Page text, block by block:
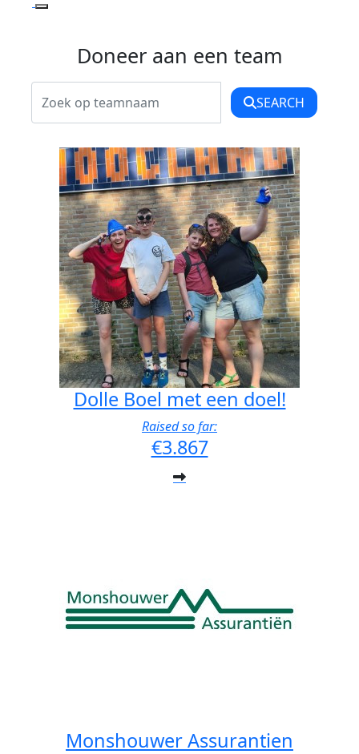
Doneer aan een team
SEARCH
Dolle Boel met een doel!
Raised so far:
€3.867
Monshouwer Assurantien